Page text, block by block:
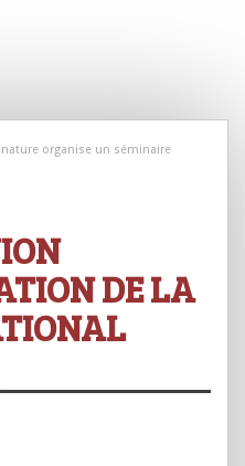
organise un séminaire
DE LA